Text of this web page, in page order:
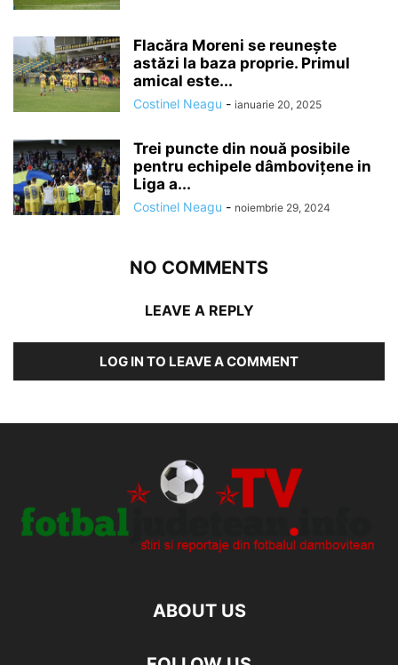
Flacăra Moreni se reuneşte
astăzi la baza proprie. Primul
amical este...
Costinel Neagu - ianuarie 20, 2025
Trei puncte din nouă posibile
pentru echipele dâmboviţene in
Liga a...
Costinel Neagu - noiembrie 29, 2024
NO COMMENTS
LEAVE A REPLY
LOG IN TO LEAVE A COMMENT
ABOUT US